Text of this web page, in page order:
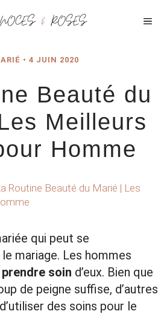
• 4 JUIN 2020
Beauté du
Meilleurs
Homme
Routine Beauté du Marié | Les
qui peut se
mariage. Les hommes
prendre soin d’eux. Bien que
de peigne suffise, d’autres
des soins pour le